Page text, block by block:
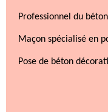
Professionnel du
Maçon spécialisé en
Pose de béton